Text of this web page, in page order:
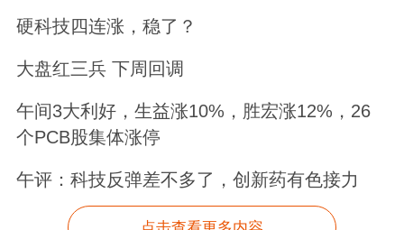
硬科技四连涨，稳了？
大盘红三兵 下周回调
午间3大利好，生益涨10%，胜宏涨12%，26
个PCB股集体涨停
午评：科技反弹差不多了，创新药有色接力